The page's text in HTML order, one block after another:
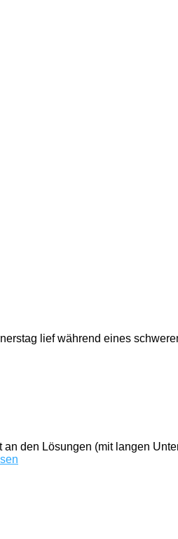
lief während eines
den Lösungen (mit langen